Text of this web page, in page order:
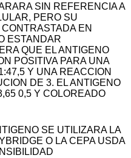
SIN REFERENCIA A
PERO SU
EN
ESTANDAR
QUE EL ANTIGENO
POSITIVA PARA UNA
Y UNA REACCION
DE 3. EL ANTIGENO
0,5 Y COLOREADO
SE UTILIZARA LA
O LA CEPA USDA